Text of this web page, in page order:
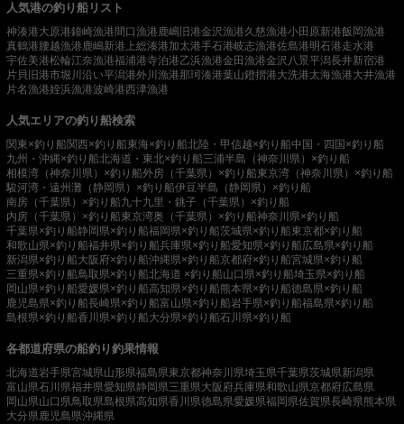
人気港の釣り船リスト
神湊港大原港鐘崎漁港 間口漁港鹿嶋旧港金沢漁港久慈漁港小田原新港飯岡漁港
真鶴港 腰越漁港鹿嶋新港 上総湊港加太港手石港岐志漁港佐島港明石港走水港
宇佐美港松輪江奈漁港福浦港寺泊港乙浜漁港金田漁港金沢八景平潟長井新宿港
片貝旧港市堀川沿い平潟港外川漁港那珂湊港葉山鐙摺港大洗港太海漁港大井漁港
片名漁港姪浜漁港波崎港西津漁港
人気エリアの釣り船検索
関東×釣り船関西×釣り船東海×釣り船北陸・甲信越×釣り船中国・四国×釣り船
九州・沖縄×釣り船北海道・東北×釣り船三浦半島（神奈川県）×釣り船
相模湾（神奈川県）×釣り船外房（千葉県）×釣り船東京湾（神奈川県）×釣り船
駿河湾・遠州灘（静岡県）×釣り船伊豆半島（静岡県）×釣り船
南房（千葉県）×釣り船九十九里・銚子（千葉県）×釣り船
内房（千葉県）×釣り船東京湾奥（千葉県）×釣り船神奈川県×釣り船
千葉県×釣り船静岡県×釣り船福岡県×釣り船茨城県×釣り船東京都×釣り船
和歌山県×釣り船福井県×釣り船兵庫県×釣り船愛知県×釣り船広島県×釣り船
新潟県×釣り船大阪府×釣り船沖縄県×釣り船京都府×釣り船宮城県×釣り船
三重県×釣り船鳥取県×釣り船北海道 ×釣り船山口県×釣り船埼玉県×釣り船
岡山県×釣り船愛媛県×釣り船高知県×釣り船熊本県×釣り船徳島県×釣り船
鹿児島県×釣り船長崎県×釣り船富山県×釣り船岩手県×釣り船福島県×釣り船
島根県×釣り船香川県×釣り船大分県×釣り船石川県×釣り船
各都道府県の船釣り釣果情報
北海道岩手県宮城県山形県福島県東京都神奈川県埼玉県千葉県茨城県新潟県
富山県石川県福井県愛知県静岡県三重県大阪府兵庫県和歌山県京都府広島県
岡山県山口県鳥取県島根県高知県香川県徳島県愛媛県福岡県佐賀県長崎県熊本県
大分県鹿児島県沖縄県